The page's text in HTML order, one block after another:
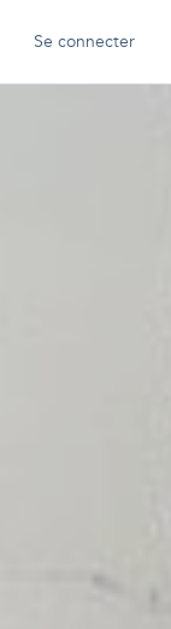
Se connecter